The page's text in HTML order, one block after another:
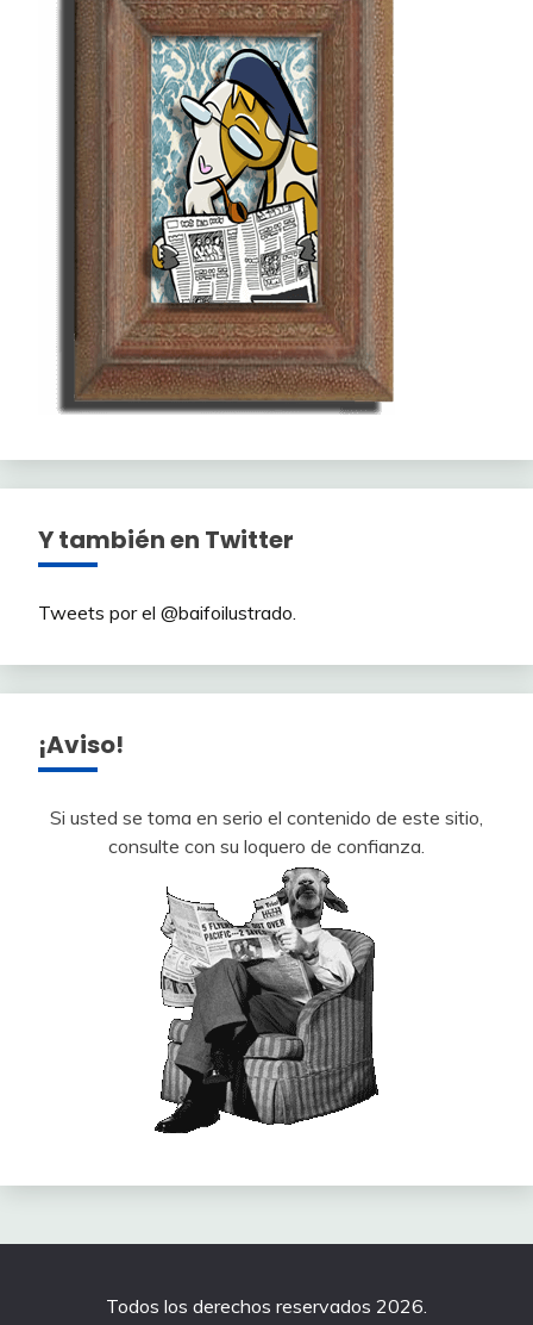
Y también en Twitter
Tweets por el @baifoilustrado.
¡Aviso!
Si usted se toma en serio el contenido de este sitio,
consulte con su loquero de confianza.
Todos los derechos reservados 2026.